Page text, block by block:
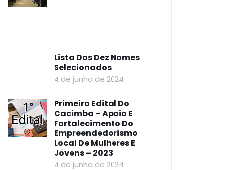
Lista Dos Dez Nomes
Selecionados
4 de junho de 2024
Primeiro Edital Do
Cacimba – Apoio E
Fortalecimento Do
Empreendedorismo
Local De Mulheres E
Jovens – 2023
4 de junho de 2024